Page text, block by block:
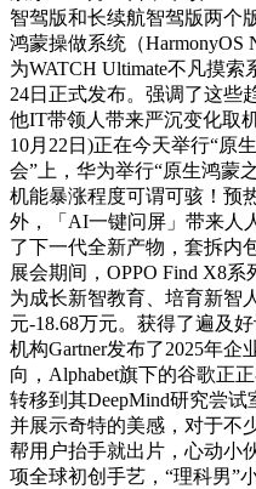
智驾版和长续航智驾版两个
鸿蒙操做系统（HarmonyOS
为WATCH Ultimate不凡摸
24日正式发布。强调了这些
他IT带领人带来严沉变化取
10月22日)正在今天举行“原
会”上，华为举行“原生鸿蒙
机能暴涨程度可谓可骇！预
外，「AI一键问屏」带来人
了下一代全新产物，套拆内
展会期间，OPPO Find X8系
为成长新智教育、培育新智
元-18.68万元。获得了遍及
机构Gartner发布了2025年
向，Alphabet旗下的谷歌正
转移到其DeepMind研究尝
并展示奇特的美感，对于不
帮用户抬手就出片，心动小
项全球初创手艺，“理科男”